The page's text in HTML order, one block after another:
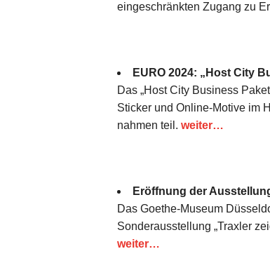
eingeschränkten Zugang zu
EURO 2024: „Host City
Das „Host City Business
Sticker und Online-Motive im
nahmen teil. weiter…
Eröffnung der
Das Goethe-Museum
Sonderausstellung „Traxler
weiter…